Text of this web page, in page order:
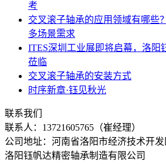
考
交叉滚子轴承的应用领域有哪些
多场景需求
ITES深圳工业展即将启幕，洛阳
莅临
交叉滚子轴承的安装方式
时序新章·钰见秋光
联系我们
联系人： 13721605765（崔经理）
公司地址：河南省洛阳市经济技术开
洛阳钰帆达精密轴承制造有限公司